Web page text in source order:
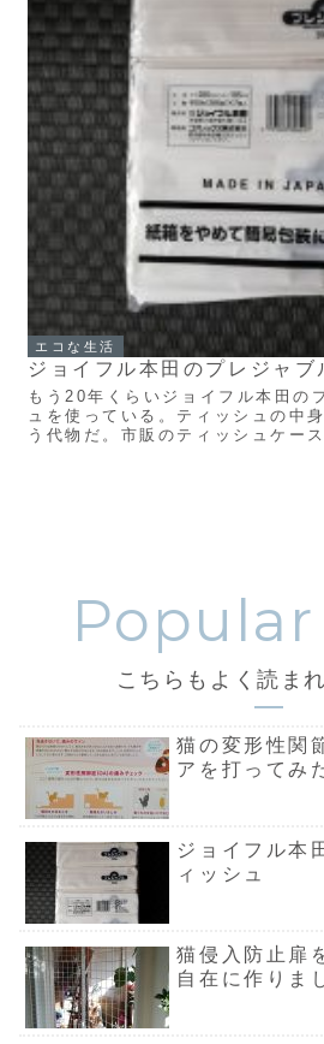
エコな生活
ジョイフル本田のプレジャブ
もう20年くらいジョイフル本田の
ュを使っている。ティッシュの中
う代物だ。市販のティッシュケー
は使い終わった箱にセットする。
こちらもよく読ま
猫の変形性関
アを打ってみ
ジョイフル本
ィッシュ
猫侵入防止扉
自在に作りま